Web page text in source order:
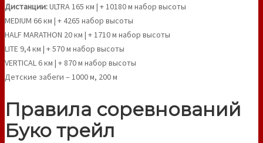
Дистанции:ULTRA 165 км | + 10180 м набор высоты
MEDIUM 66 км | + 4265 набор высоты
HALF MARATHON 20 км | + 1710 м набор высоты
LITE 9,4 км | + 570 м набор высоты
VERTICAL 6 км | + 870 м набор высоты
Детские забеги – 1000 м, 200 м
Правила соревнований
Буко трейл